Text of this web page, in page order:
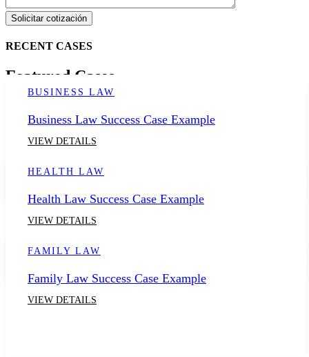
Solicitar cotización
RECENT CASES
Featured Cases
BUSINESS LAW
Business Law Success Case Example
VIEW DETAILS
HEALTH LAW
Health Law Success Case Example
VIEW DETAILS
FAMILY LAW
Family Law Success Case Example
VIEW DETAILS